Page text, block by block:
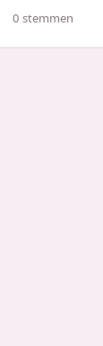
0 stemmen